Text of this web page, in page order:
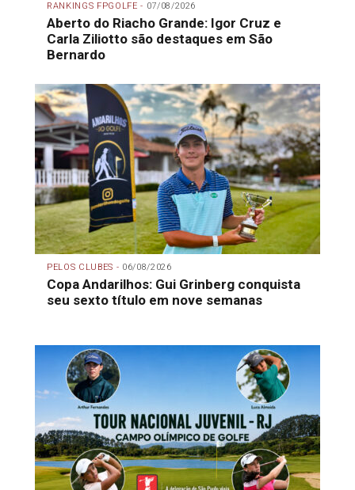
RANKINGS FPGOLFE - 07/08/2026
Aberto do Riacho Grande: Igor Cruz e
Carla Ziliotto são destaques em São
Bernardo
PELOS CLUBES - 06/08/2026
Copa Andarilhos: Gui Grinberg conquista
seu sexto título em nove semanas